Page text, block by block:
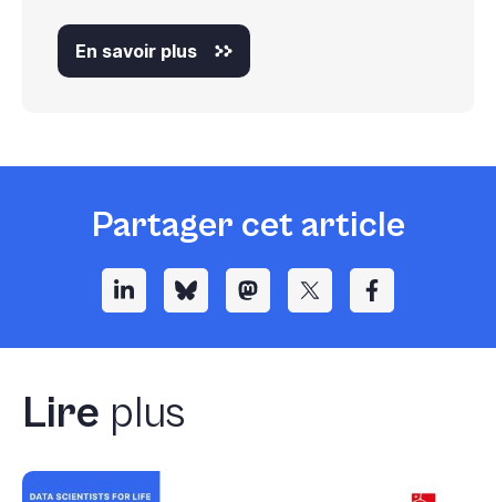
En savoir plus
Partager cet article
Lire plus